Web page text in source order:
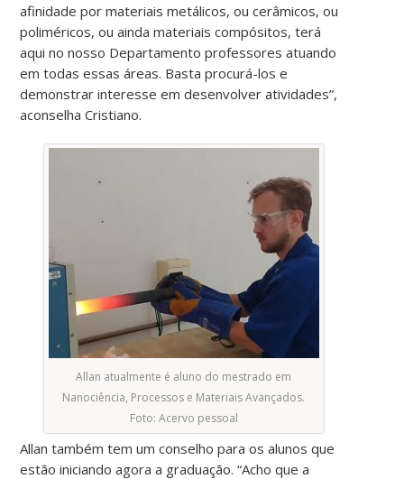
afinidade por materiais metálicos, ou cerâmicos, ou
poliméricos, ou ainda materiais compósitos, terá
aqui no nosso Departamento professores atuando
em todas essas áreas. Basta procurá-los e
demonstrar interesse em desenvolver atividades”,
aconselha Cristiano.
Allan atualmente é aluno do mestrado em
Nanociência, Processos e Materiais Avançados.
Foto: Acervo pessoal
Allan também tem um conselho para os alunos que
estão iniciando agora a graduação. “Acho que a